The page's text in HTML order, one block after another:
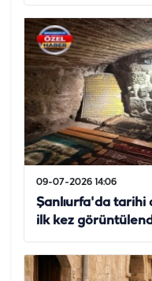
09-07-2026 14:06
Şanlıurfa'da tarihi
ilk kez